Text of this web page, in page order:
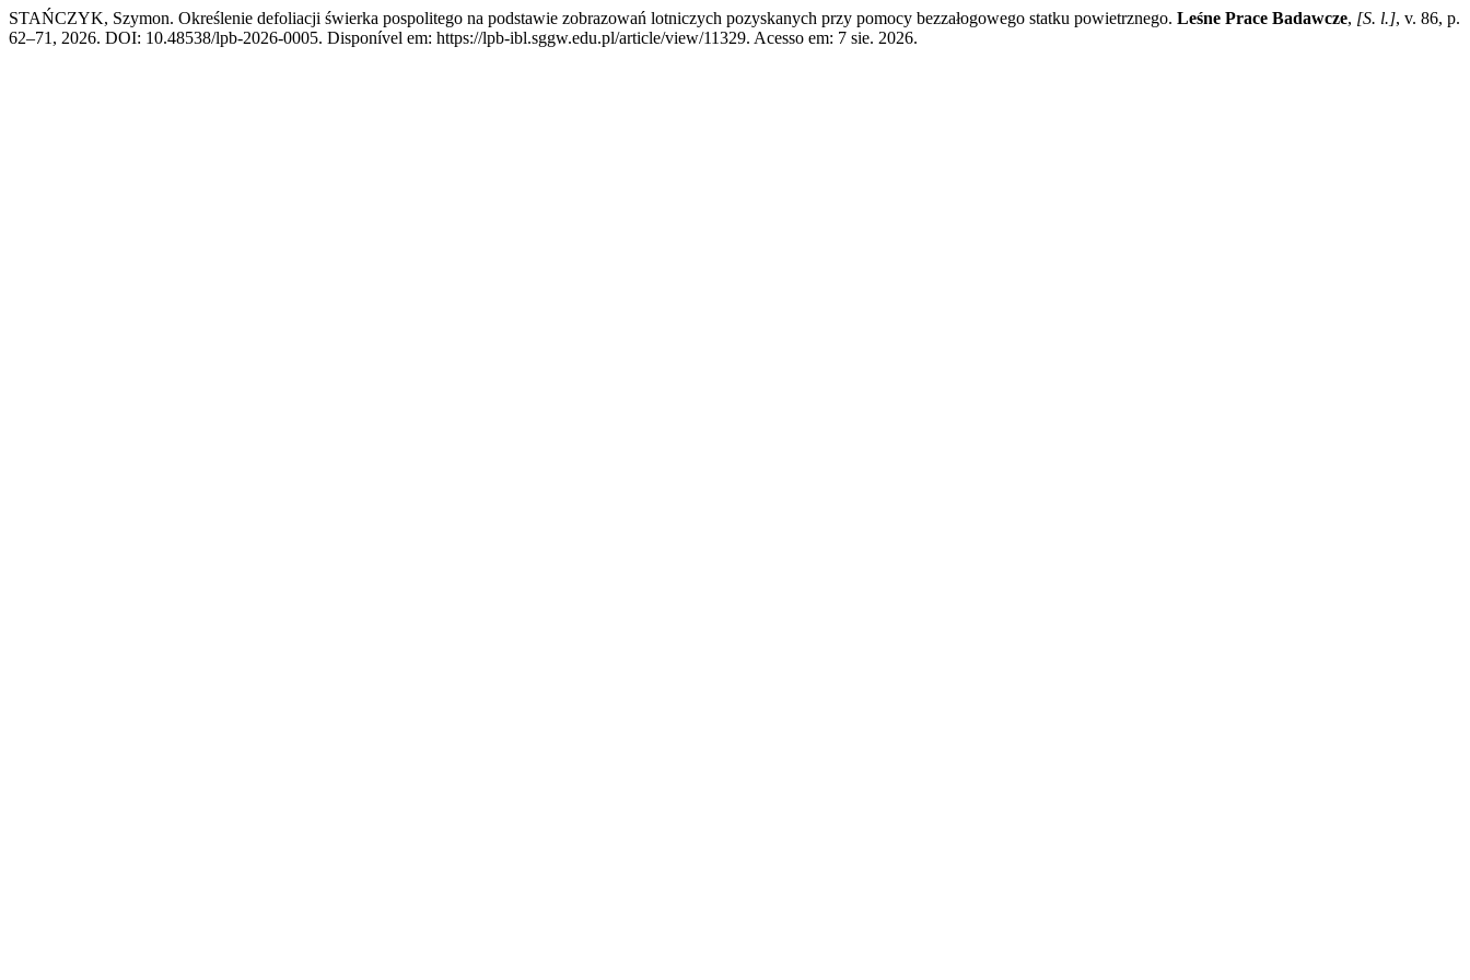
STAŃCZYK, Szymon. Określenie defoliacji świerka pospolitego na podstawie zobrazowań lotniczych pozyskanych przy pomocy bezzałogowego statku powietrznego. Leśne Prace Badawcze, [S. l.], v. 86, p.
62–71, 2026. DOI: 10.48538/lpb-2026-0005. Disponível em: https://lpb-ibl.sggw.edu.pl/article/view/11329. Acesso em: 7 sie. 2026.